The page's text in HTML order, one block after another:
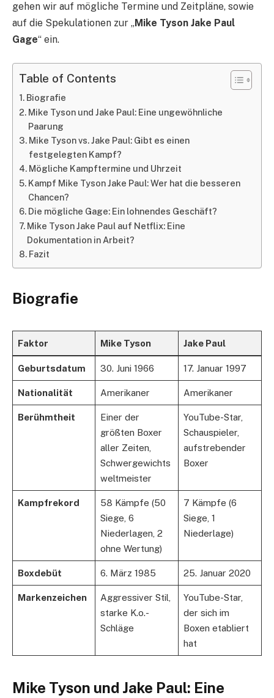
gehen wir auf mögliche Termine und Zeitpläne, sowie
auf die Spekulationen zur „Mike Tyson Jake Paul
Gage“ ein.
Table of Contents
Biografie
Mike Tyson und Jake Paul: Eine ungewöhnliche
Paarung
Mike Tyson vs. Jake Paul: Gibt es einen
festgelegten Kampf?
Mögliche Kampftermine und Uhrzeit
Kampf Mike Tyson Jake Paul: Wer hat die besseren
Chancen?
Die mögliche Gage: Ein lohnendes Geschäft?
Mike Tyson Jake Paul auf Netflix: Eine
Dokumentation in Arbeit?
Fazit
Biografie
Faktor Mike Tyson Jake Paul
Geburtsdatum 30. Juni 1966 17. Januar 1997
Nationalität Amerikaner Amerikaner
Berühmtheit
Einer der
größten Boxer
aller Zeiten,
Schwergewichts
weltmeister
YouTube-Star,
Schauspieler,
aufstrebender
Boxer
Kampfrekord
58 Kämpfe (50
Siege, 6
Niederlagen, 2
ohne Wertung)
7 Kämpfe (6
Siege, 1
Niederlage)
Boxdebüt 6. März 1985 25. Januar 2020
Markenzeichen
Aggressiver Stil,
starke K.o.-
Schläge
YouTube-Star,
der sich im
Boxen etabliert
hat
Mike Tyson und Jake Paul: Eine